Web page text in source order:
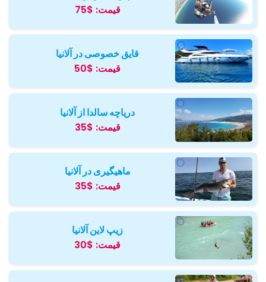
قیمت: $75
قایق خصوصی در آلانیا
قیمت: $50
دریاچه سالدا از آلانیا
قیمت: $35
ماهیگیری در آلانیا
قیمت: $35
زیپ لاین آلانیا
قیمت: $30